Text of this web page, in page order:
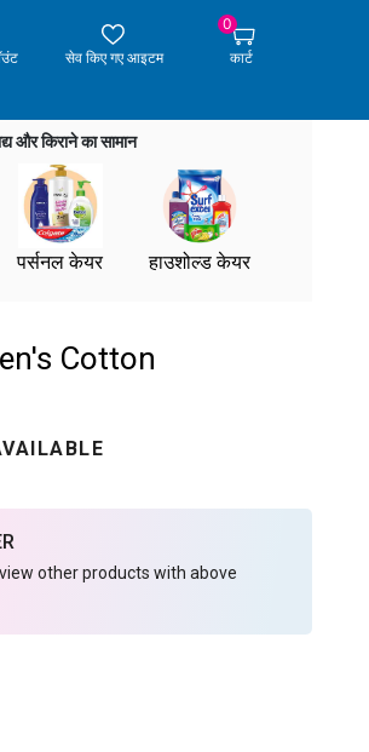
सेव किए गए आइटम
0
कार्ट
और किराने का सामान
पर्सनल केयर हाउशोल्ड केयर
Cotton
other products with above